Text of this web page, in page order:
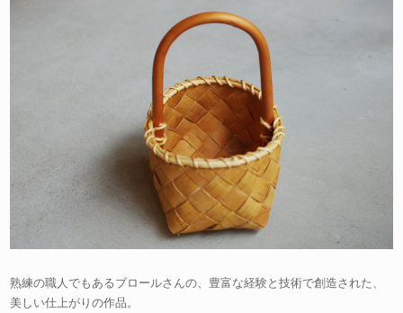
熟練の職人でもあるブロールさんの、豊富な経験と技術で創造された、
美しい仕上がりの作品。